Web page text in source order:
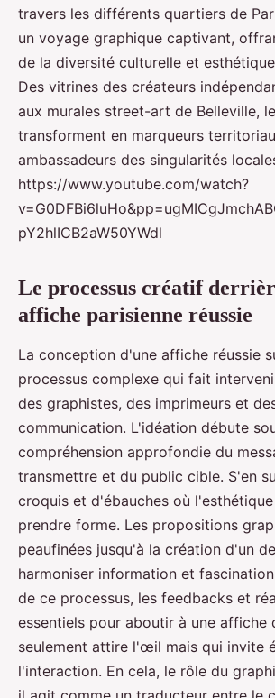
travers les différents quartiers de
un voyage graphique captivant,
de la diversité culturelle et
Des vitrines des créateurs
aux murales street-art de Belleville,
transforment en marqueurs
ambassadeurs des singularités
https://www.youtube.com/watch?
pY2hlICB2aW50YWdl
Le processus créatif
affiche parisienne réussie
La conception d'une affiche réussie
processus complexe qui fait
des graphistes, des imprimeurs et
communication. L'idéation débute
compréhension approfondie du
transmettre et du public cible. S'en
croquis et d'ébauches où
prendre forme. Les propositions
peaufinées jusqu'à la création d'un
harmoniser information et
de ce processus, les feedbacks et
essentiels pour aboutir à une affiche
seulement attire l'œil mais qui invite
l'interaction. En cela, le rôle du